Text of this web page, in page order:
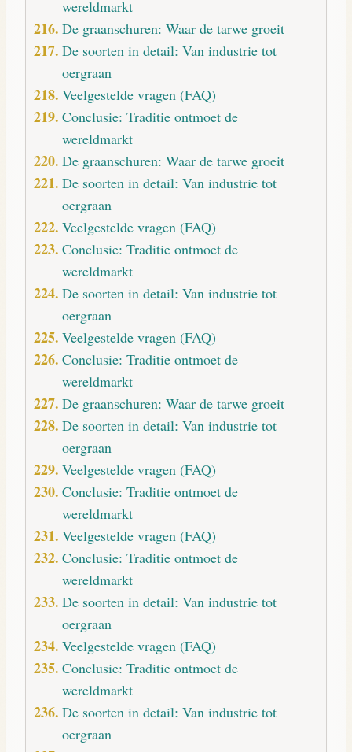
wereldmarkt
De graanschuren: Waar de tarwe groeit
De soorten in detail: Van industrie tot
oergraan
Veelgestelde vragen (FAQ)
Conclusie: Traditie ontmoet de
wereldmarkt
De graanschuren: Waar de tarwe groeit
De soorten in detail: Van industrie tot
oergraan
Veelgestelde vragen (FAQ)
Conclusie: Traditie ontmoet de
wereldmarkt
De soorten in detail: Van industrie tot
oergraan
Veelgestelde vragen (FAQ)
Conclusie: Traditie ontmoet de
wereldmarkt
De graanschuren: Waar de tarwe groeit
De soorten in detail: Van industrie tot
oergraan
Veelgestelde vragen (FAQ)
Conclusie: Traditie ontmoet de
wereldmarkt
Veelgestelde vragen (FAQ)
Conclusie: Traditie ontmoet de
wereldmarkt
De soorten in detail: Van industrie tot
oergraan
Veelgestelde vragen (FAQ)
Conclusie: Traditie ontmoet de
wereldmarkt
De soorten in detail: Van industrie tot
oergraan